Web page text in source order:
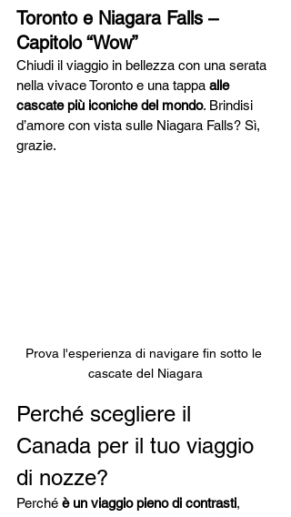
Toronto e Niagara Falls –
Capitolo “Wow”
Chiudi il viaggio in bellezza con una serata
nella vivace Toronto e una tappa alle
cascate più iconiche del mondo. Brindisi
d’amore con vista sulle Niagara Falls? Sì,
grazie.
Prova l'esperienza di navigare fin sotto le
cascate del Niagara
Perché scegliere il
Canada per il tuo viaggio
di nozze?
Perché è un viaggio pieno di contrasti,